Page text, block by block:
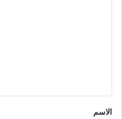
*
الاسم